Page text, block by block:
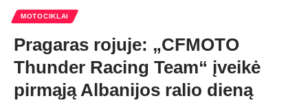
MOTOCIKLAI
Pragaras rojuje: „CFMOTO
Thunder Racing Team“ įveikė
pirmąją Albanijos ralio dieną